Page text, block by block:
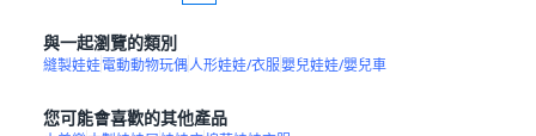
與一起瀏覽的類別
縫製娃娃電動動物玩偶人形娃娃/衣服嬰兒娃娃/嬰兒車
您可能會喜歡的其他產品